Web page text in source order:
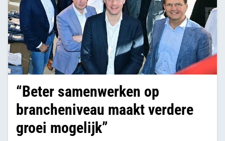
“Beter samenwerken op
brancheniveau maakt verdere
groei mogelijk”